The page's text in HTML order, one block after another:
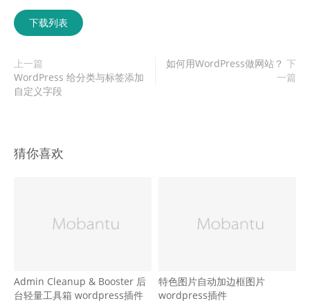
下载列表
上一篇
WordPress 给分类与标签添加
自定义字段
如何用WordPress做网站？ 下
一篇
猜你喜欢
Admin Cleanup & Booster 后
台轻量工具箱 wordpress插件
特色图片自动加边框图片
wordpress插件